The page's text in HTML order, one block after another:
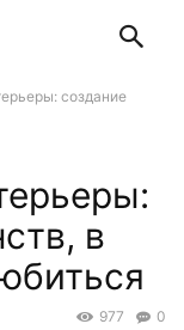
создание
в
0
977